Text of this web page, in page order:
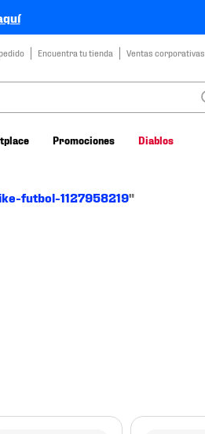
Encuentra tu tienda Ventas corporativas
Promociones Diablos
futbol-1127958219"